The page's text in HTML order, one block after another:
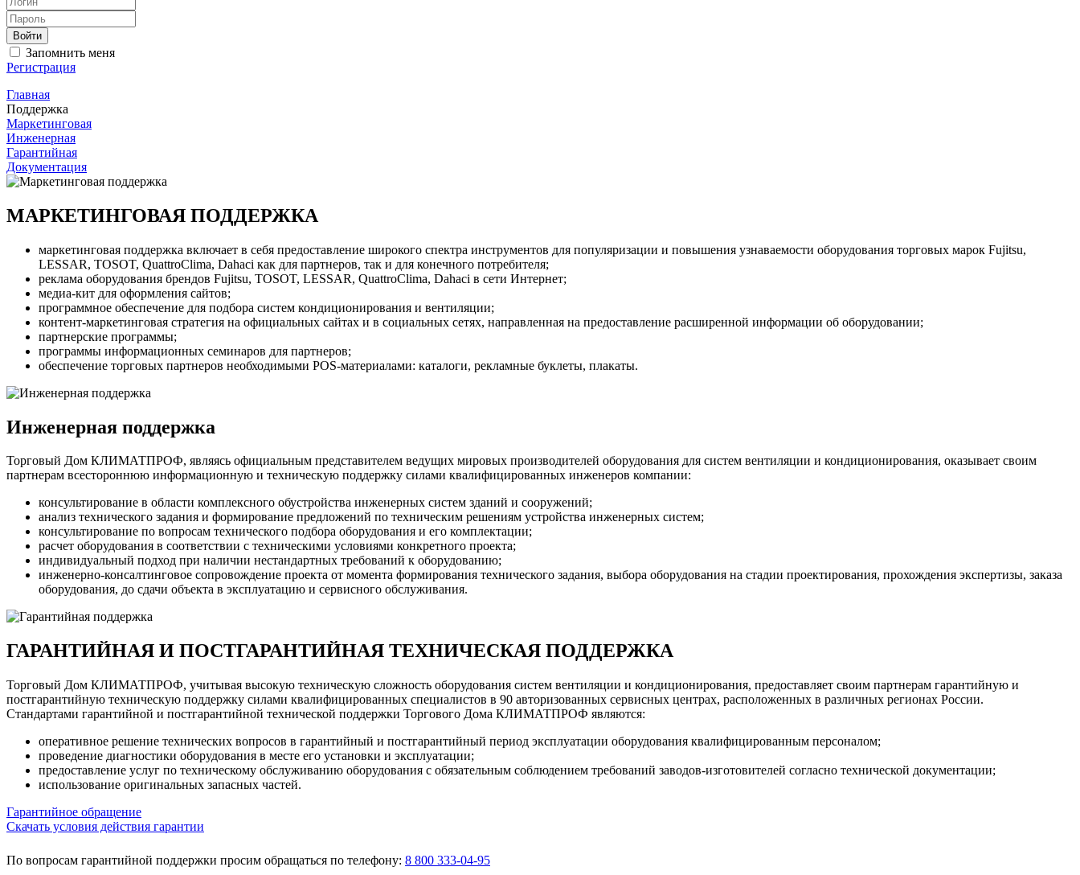
Запомнить меня
Регистрация
Главная
Поддержка
Маркетинговая
Инженерная
Гарантийная
Документация
МАРКЕТИНГОВАЯ ПОДДЕРЖКА
маркетинговая поддержка включает в себя предоставление широкого спектра инструментов для популяризации и повышения узнаваемости оборудования торговых марок Fujitsu,
LESSAR, TOSOT, QuattroClima, Dahaci как для партнеров, так и для конечного потребителя;
реклама оборудования брендов Fujitsu, TOSOT, LESSAR, QuattroClima, Dahaci в сети Интернет;
медиа-кит для оформления сайтов;
программное обеспечение для подбора систем кондиционирования и вентиляции;
контент-маркетинговая стратегия на официальных сайтах и в социальных сетях, направленная на предоставление расширенной информации об оборудовании;
партнерские программы;
программы информационных семинаров для партнеров;
обеспечение торговых партнеров необходимыми POS-материалами: каталоги, рекламные буклеты, плакаты.
Инженерная поддержка
Торговый Дом КЛИМАТПРОФ, являясь официальным представителем ведущих мировых производителей оборудования для систем вентиляции и кондиционирования, оказывает своим
партнерам всестороннюю информационную и техническую поддержку силами квалифицированных инженеров компании:
консультирование в области комплексного обустройства инженерных систем зданий и сооружений;
анализ технического задания и формирование предложений по техническим решениям устройства инженерных систем;
консультирование по вопросам технического подбора оборудования и его комплектации;
расчет оборудования в соответствии с техническими условиями конкретного проекта;
индивидуальный подход при наличии нестандартных требований к оборудованию;
инженерно-консалтинговое сопровождение проекта от момента формирования технического задания, выбора оборудования на стадии проектирования, прохождения экспертизы, заказа
оборудования, до сдачи объекта в эксплуатацию и сервисного обслуживания.
ГАРАНТИЙНАЯ И ПОСТГАРАНТИЙНАЯ ТЕХНИЧЕСКАЯ ПОДДЕРЖКА
Торговый Дом КЛИМАТПРОФ, учитывая высокую техническую сложность оборудования систем вентиляции и кондиционирования, предоставляет своим партнерам гарантийную и
постгарантийную техническую поддержку силами квалифицированных специалистов в 90 авторизованных сервисных центрах, расположенных в различных регионах России.
Стандартами гарантийной и постгарантийной технической поддержки Торгового Дома КЛИМАТПРОФ являются:
оперативное решение технических вопросов в гарантийный и постгарантийный период эксплуатации оборудования квалифицированным персоналом;
проведение диагностики оборудования в месте его установки и эксплуатации;
предоставление услуг по техническому обслуживанию оборудования с обязательным соблюдением требований заводов-изготовителей согласно технической документации;
использование оригинальных запасных частей.
Гарантийное обращение
Скачать условия действия гарантии
По вопросам гарантийной поддержки просим обращаться по телефону: 8 800 333-04-95